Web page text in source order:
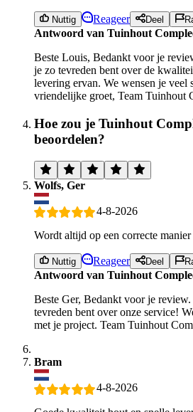
Nuttig Reageer Deel
Antwoord van Tuinhout
Beste Louis, Bedankt voor je
je zo tevreden bent over de
levering ervan. We wensen je veel
vriendelijke groet, Team Tuinhout
Hoe zou je Tuinhout
beoordelen?
Wolfs, Ger
4-8-2026
Wordt altijd op een correcte manier
Nuttig Reageer Deel
Antwoord van Tuinhout
Beste Ger, Bedankt voor je
tevreden bent over onze service!
met je project. Team Tuinhout
Bram
4-8-2026